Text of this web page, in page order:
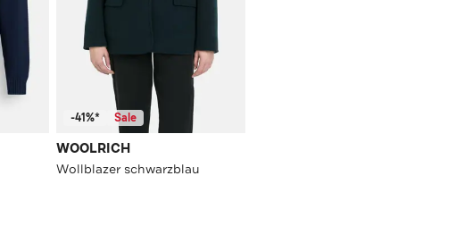
-41%* Sale
WOOLRICH
Wollblazer schwarzblau